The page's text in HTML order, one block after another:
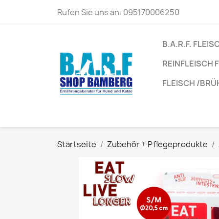
Rufen Sie uns an: 095170006250
B.A.R.F.
REINFLEISCH
FLEISCH /
Startseite Zubehör + Pflegeprodukte